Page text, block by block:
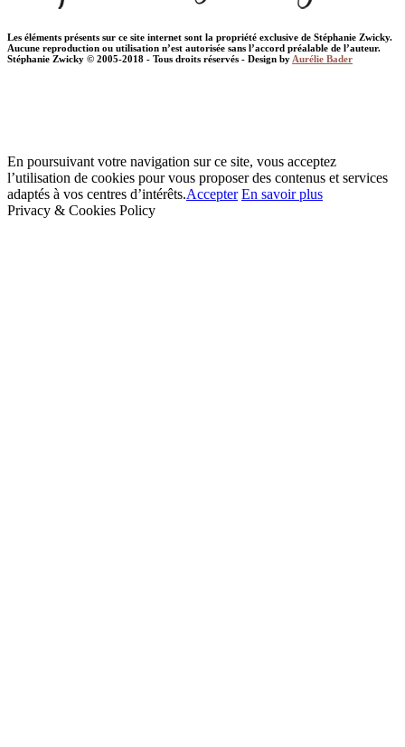
Les éléments présents sur ce site internet sont la propriété exclusive de Stéphanie Zwicky.
Aucune reproduction ou utilisation n’est autorisée sans l’accord préalable de l’auteur.
Stéphanie Zwicky © 2005-2018 - Tous droits réservés - Design by Aurélie Bader
En poursuivant votre navigation sur ce site, vous acceptez
l’utilisation de cookies pour vous proposer des contenus et services
adaptés à vos centres d’intérêts.Accepter En savoir plus
Privacy & Cookies Policy